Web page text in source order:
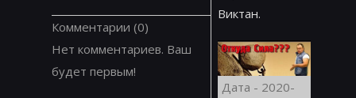
Комментарии (0)
Нет комментариев. Ваш
будет первым!
Виктан.
Дата - 2020-